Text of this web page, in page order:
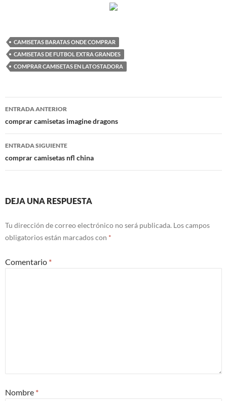
CAMISETAS BARATAS ONDE COMPRAR
CAMISETAS DE FUTBOL EXTRA GRANDES
COMPRAR CAMISETAS EN LATOSTADORA
Navegación
de
entradas
ENTRADA ANTERIOR
comprar camisetas imagine dragons
ENTRADA SIGUIENTE
comprar camisetas nfl china
DEJA UNA RESPUESTA
Tu dirección de correo electrónico no será publicada. Los campos
obligatorios están marcados con *
Comentario *
Nombre *